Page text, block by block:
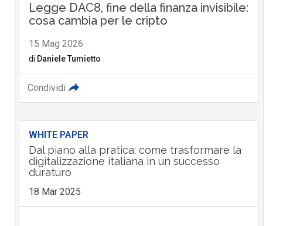
Legge DAC8, fine della finanza invisibile:
cosa cambia per le cripto
15 Mag 2026
di Daniele Tumietto
Condividi
WHITE PAPER
Dal piano alla pratica: come trasformare la
digitalizzazione italiana in un successo
duraturo
18 Mar 2025